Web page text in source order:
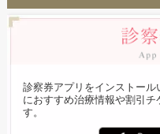
診察券アプリをインストー
におすすめ治療情報や割引
す。